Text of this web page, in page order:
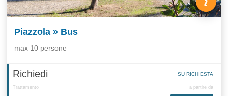
Piazzola » Bus
max 10 persone
Richiedi SU RICHIESTA
Trattamento a partire da